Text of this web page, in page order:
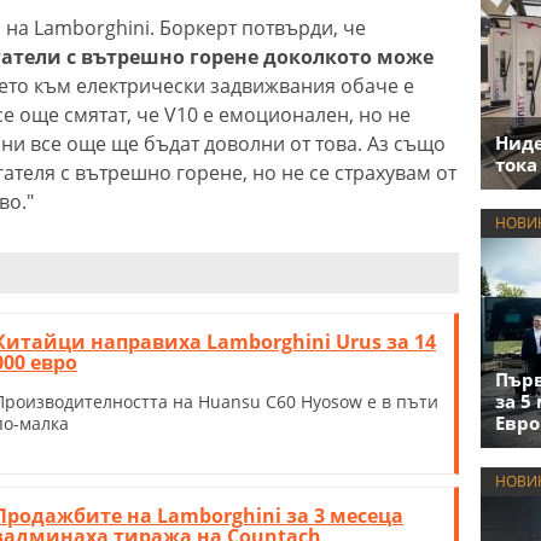
Lamborghini. Боркерт потвърди, че
с вътрешно горене доколкото може
към електрически задвижвания обаче е
още смятат, че V10 е емоционален, но не
все още ще бъдат доволни от това. Аз също
с вътрешно горене, но не се страхувам от
направиха Lamborghini Urus за 14
евро
на Huansu C60 Hyosow е в пъти
малка
на Lamborghini за 3 месеца
за 5